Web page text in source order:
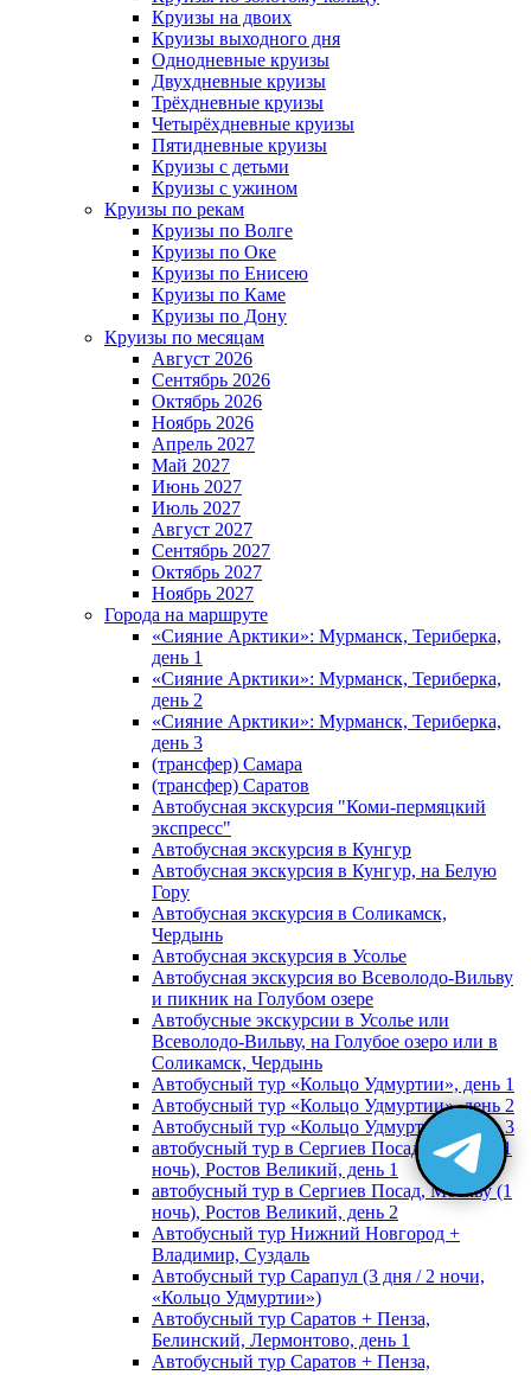
Круизы на двоих
Круизы выходного дня
Однодневные круизы
Двухдневные круизы
Трёхдневные круизы
Четырёхдневные круизы
Пятидневные круизы
Круизы с детьми
Круизы с ужином
Круизы по рекам
Круизы по Волге
Круизы по Оке
Круизы по Енисею
Круизы по Каме
Круизы по Дону
Круизы по месяцам
Август 2026
Сентябрь 2026
Октябрь 2026
Ноябрь 2026
Апрель 2027
Май 2027
Июнь 2027
Июль 2027
Август 2027
Сентябрь 2027
Октябрь 2027
Ноябрь 2027
Города на маршруте
«Сияние Арктики»: Мурманск, Териберка,
день 1
«Сияние Арктики»: Мурманск, Териберка,
день 2
«Сияние Арктики»: Мурманск, Териберка,
день 3
(трансфер) Самара
(трансфер) Саратов
Автобусная экскурсия "Коми-пермяцкий
экспресс"
Автобусная экскурсия в Кунгур
Автобусная экскурсия в Кунгур, на Белую
Гору
Автобусная экскурсия в Соликамск,
Чердынь
Автобусная экскурсия в Усолье
Автобусная экскурсия во Всеволодо-Вильву
и пикник на Голубом озере
Автобусные экскурсии в Усолье или
Всеволодо-Вильву, на Голубое озеро или в
Соликамск, Чердынь
Автобусный тур «Кольцо Удмуртии», день 1
Автобусный тур «Кольцо Удмуртии», день 2
Автобусный тур «Кольцо Удмуртии», день 3
автобусный тур в Сергиев Посад, Москву (1
ночь), Ростов Великий, день 1
автобусный тур в Сергиев Посад, Москву (1
ночь), Ростов Великий, день 2
Автобусный тур Нижний Новгород +
Владимир, Суздаль
Автобусный тур Сарапул (3 дня / 2 ночи,
«Кольцо Удмуртии»)
Автобусный тур Саратов + Пенза,
Белинский, Лермонтово, день 1
Автобусный тур Саратов + Пенза,